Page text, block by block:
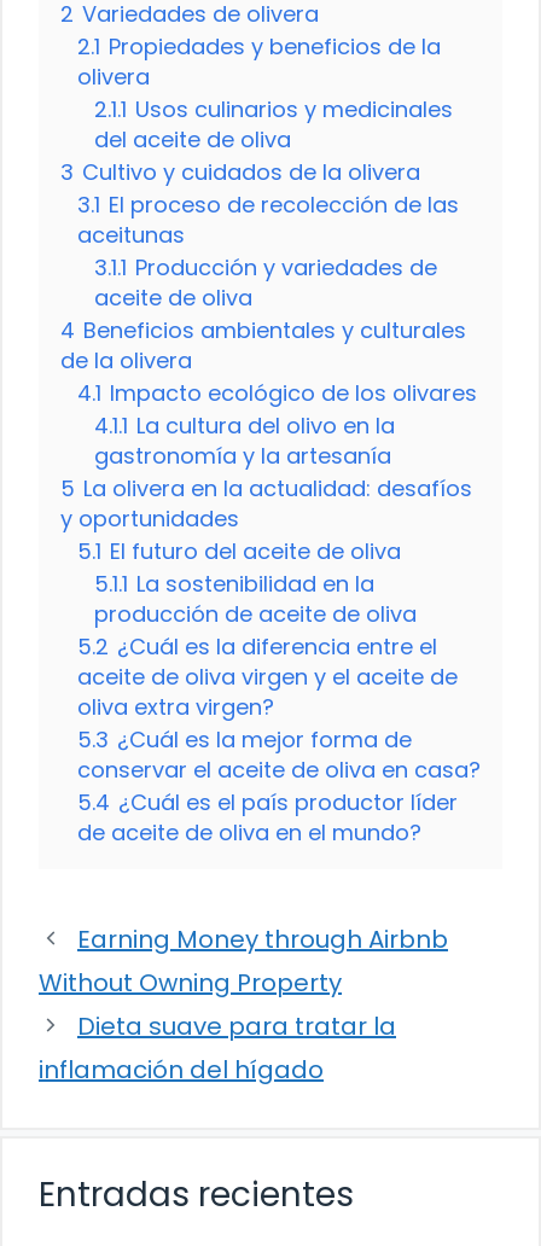
2 Variedades de olivera
2.1 Propiedades y beneficios de la
olivera
2.1.1 Usos culinarios y medicinales
del aceite de oliva
3 Cultivo y cuidados de la olivera
3.1 El proceso de recolección de las
aceitunas
3.1.1 Producción y variedades de
aceite de oliva
4 Beneficios ambientales y culturales
de la olivera
4.1 Impacto ecológico de los olivares
4.1.1 La cultura del olivo en la
gastronomía y la artesanía
5 La olivera en la actualidad: desafíos
y oportunidades
5.1 El futuro del aceite de oliva
5.1.1 La sostenibilidad en la
producción de aceite de oliva
5.2 ¿Cuál es la diferencia entre el
aceite de oliva virgen y el aceite de
oliva extra virgen?
5.3 ¿Cuál es la mejor forma de
conservar el aceite de oliva en casa?
5.4 ¿Cuál es el país productor líder
de aceite de oliva en el mundo?
Earning Money through Airbnb
Without Owning Property
Dieta suave para tratar la
inflamación del hígado
Entradas recientes